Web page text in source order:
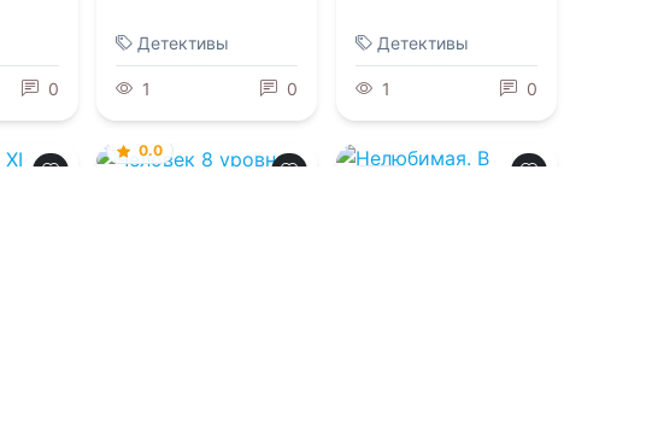
0
Детективы
1 0
Детективы
1 0
0.0